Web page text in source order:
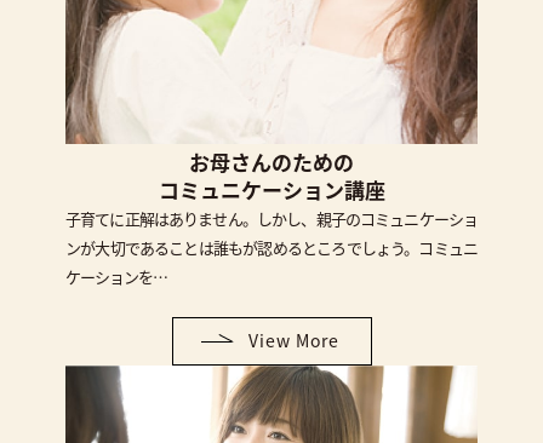
お母さんのための
コミュニケーション講座
子育てに正解はありません。しかし、親子のコミュニケーショ
ンが大切であることは誰もが認めるところでしょう。コミュニ
ケーションを…
View More